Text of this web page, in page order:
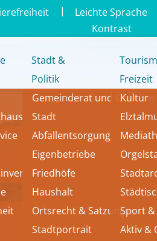
| Leichte Sprache
Kontrast
Stadt &
Politik
Gemeinderat und Gremien
Stadt
Abfallentsorgung
Eigenbetriebe
Friedhöfe
Haushalt
Ortsrecht & Satzungen
Stadtportrait
Freizeit
Kultur
Sport
Aktiv &